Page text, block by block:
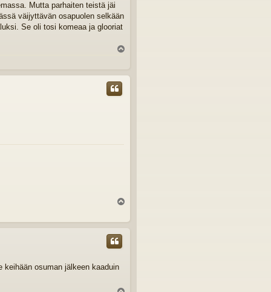
Mutta parhaiten teistä jäi
väijyttävän osapuolen selkään
Se oli tosi komeaa ja glooriat
s
ö
s
osuman jälkeen kaaduin